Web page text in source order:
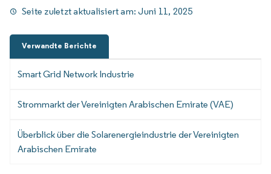
Seite zuletzt aktualisiert am:Juni 11, 2025
Verwandte Berichte
Smart Grid Network Industrie
Strommarkt der Vereinigten Arabischen Emirate (VAE)
Überblick über die Solarenergieindustrie der Vereinigten
Arabischen Emirate